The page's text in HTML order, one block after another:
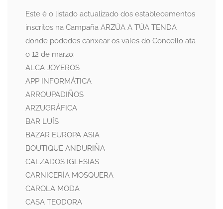
Este é o listado actualizado dos establecementos
inscritos na Campaña ARZÚA A TÚA TENDA
donde podedes canxear os vales do Concello ata
o 12 de marzo:
ALCA JOYEROS
APP INFORMÁTICA
ARROUPADIÑOS
ARZUGRÁFICA
BAR LUÍS
BAZAR EUROPA ASIA
BOUTIQUE ANDURIÑA
CALZADOS IGLESIAS
CARNICERÍA MOSQUERA
CAROLA MODA
CASA TEODORA